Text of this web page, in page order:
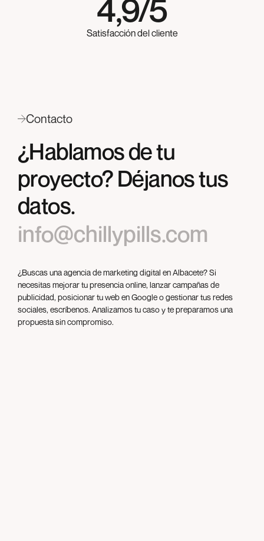
4,9/5
Satisfacción del cliente
Contacto
¿Hablamos de tu
proyecto? Déjanos tus
datos.
info@chillypills.com
¿Buscas una agencia de marketing digital en Albacete? Si
necesitas mejorar tu presencia online, lanzar campañas de
publicidad, posicionar tu web en Google o gestionar tus redes
sociales, escríbenos. Analizamos tu caso y te preparamos una
propuesta sin compromiso.